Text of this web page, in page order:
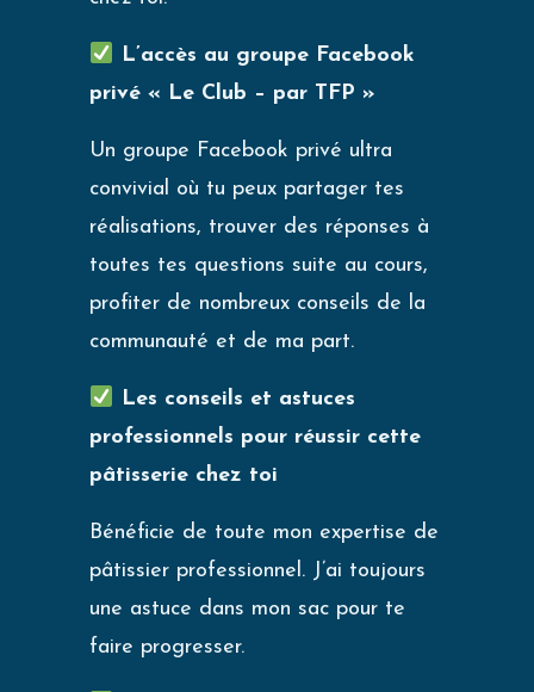
L’accès au groupe Facebook
privé « Le Club – par TFP »
Un groupe Facebook privé ultra
convivial où tu peux partager tes
réalisations, trouver des réponses à
toutes tes questions suite au cours,
profiter de nombreux conseils de la
communauté et de ma part.
Les conseils et astuces
professionnels pour réussir cette
pâtisserie chez toi
Bénéficie de toute mon expertise de
pâtissier professionnel. J’ai toujours
une astuce dans mon sac pour te
faire progresser.